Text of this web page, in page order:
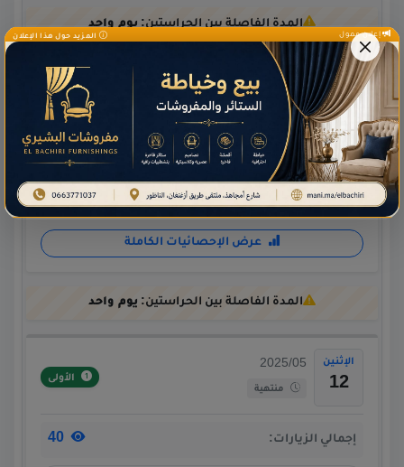
المدة الفاصلة بين الحراستين: يوم واحد
الثلاثاء
13
2025/05
منتهية
الأولى
إجمالي الزيارات: 29
صيدلية وحيدة
عرض الإحصائيات الكاملة
المدة الفاصلة بين الحراستين: يوم واحد
الإثنين
12
2025/05
منتهية
الأولى
إجمالي الزيارات:
إعلان ممول المزيد حول هذا الإعلان